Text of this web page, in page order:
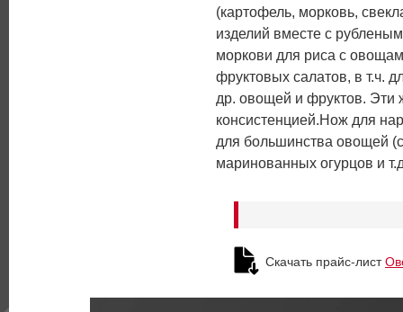
(картофель, морковь,
изделий вместе с
моркови для риса с
фруктовых салатов, в т.ч.
др. овощей и фруктов. Эти
консистенцией.Нож для
для большинства овощей
маринованных огурцов и
Скачать прайс-лист